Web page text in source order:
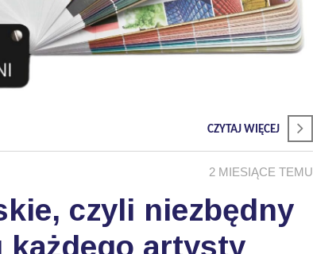
CZYTAJ WIĘCEJ
2 MIESIĄCE TEMU
czyli niezbędny
każdego artysty